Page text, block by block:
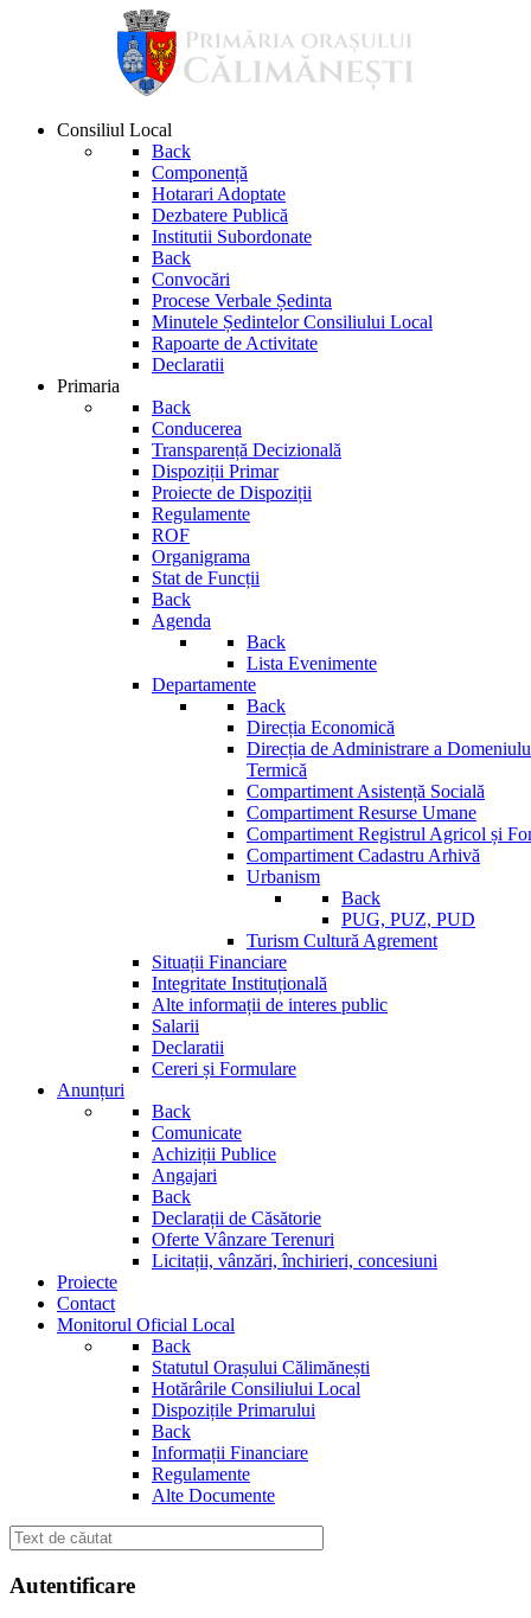
Consiliul Local
Back
Componență
Hotarari Adoptate
Dezbatere Publică
Institutii Subordonate
Back
Convocări
Procese Verbale Ședinta
Minutele Ședintelor Consiliului Local
Rapoarte de Activitate
Declaratii
Primaria
Back
Conducerea
Transparență Decizională
Dispoziții Primar
Proiecte de Dispoziții
Regulamente
ROF
Organigrama
Stat de Funcții
Back
Agenda
Back
Lista Evenimente
Departamente
Back
Direcția Economică
Direcția de Administrare a
Termică
Compartiment Asistență Socială
Compartiment Resurse Umane
Compartiment Registrul Agricol și
Compartiment Cadastru Arhivă
Urbanism
Back
PUG, PUZ, PUD
Turism Cultură Agrement
Situații Financiare
Integritate Instituțională
Alte informații de interes public
Salarii
Declaratii
Cereri și Formulare
Anunțuri
Back
Comunicate
Achiziții Publice
Angajari
Back
Declarații de Căsătorie
Oferte Vânzare Terenuri
Licitații, vânzări, închirieri, concesiuni
Proiecte
Contact
Monitorul Oficial Local
Back
Statutul Orașului Călimănești
Hotărârile Consiliului Local
Dispozițile Primarului
Back
Informații Financiare
Regulamente
Alte Documente
Autentificare